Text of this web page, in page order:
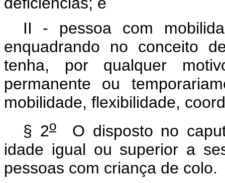
II - pessoa com
enquadrando no conceito
tenha, por qualquer
permanente ou
mobilidade, flexibilidade,
§ 2oO disposto no caput
idade igual ou superior a
pessoas com criança de colo.